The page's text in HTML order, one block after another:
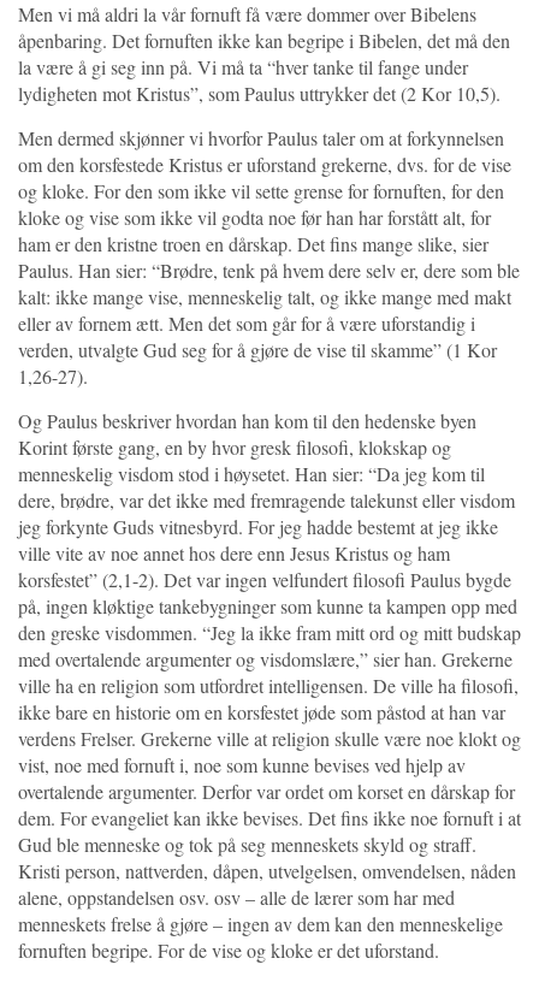
Men vi må aldri la vår fornuft få være dommer over Bibelens
åpenbaring. Det fornuften ikke kan begripe i Bibelen, det må den
la være å gi seg inn på. Vi må ta “hver tanke til fange under
lydigheten mot Kristus”, som Paulus uttrykker det (2 Kor 10,5).
Men dermed skjønner vi hvorfor Paulus taler om at forkynnelsen
om den korsfestede Kristus er uforstand grekerne, dvs. for de vise
og kloke. For den som ikke vil sette grense for fornuften, for den
kloke og vise som ikke vil godta noe før han har forstått alt, for
ham er den kristne troen en dårskap. Det fins mange slike, sier
Paulus. Han sier: “Brødre, tenk på hvem dere selv er, dere som ble
kalt: ikke mange vise, menneskelig talt, og ikke mange med makt
eller av fornem ætt. Men det som går for å være uforstandig i
verden, utvalgte Gud seg for å gjøre de vise til skamme” (1 Kor
1,26-27).
Og Paulus beskriver hvordan han kom til den hedenske byen
Korint første gang, en by hvor gresk filosofi, klokskap og
menneskelig visdom stod i høysetet. Han sier: “Da jeg kom til
dere, brødre, var det ikke med fremragende talekunst eller visdom
jeg forkynte Guds vitnesbyrd. For jeg hadde bestemt at jeg ikke
ville vite av noe annet hos dere enn Jesus Kristus og ham
korsfestet” (2,1-2). Det var ingen velfundert filosofi Paulus bygde
på, ingen kløktige tankebygninger som kunne ta kampen opp med
den greske visdommen. “Jeg la ikke fram mitt ord og mitt budskap
med overtalende argumenter og visdomslære,” sier han. Grekerne
ville ha en religion som utfordret intelligensen. De ville ha filosofi,
ikke bare en historie om en korsfestet jøde som påstod at han var
verdens Frelser. Grekerne ville at religion skulle være noe klokt og
vist, noe med fornuft i, noe som kunne bevises ved hjelp av
overtalende argumenter. Derfor var ordet om korset en dårskap for
dem. For evangeliet kan ikke bevises. Det fins ikke noe fornuft i at
Gud ble menneske og tok på seg menneskets skyld og straff.
Kristi person, nattverden, dåpen, utvelgelsen, omvendelsen, nåden
alene, oppstandelsen osv. osv – alle de lærer som har med
menneskets frelse å gjøre – ingen av dem kan den menneskelige
fornuften begripe. For de vise og kloke er det uforstand.